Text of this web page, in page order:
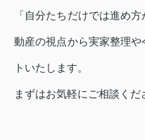
「自分たちだけでは進め
動産の視点から実家整理
トいたします。
まずはお気軽にご相談くだ